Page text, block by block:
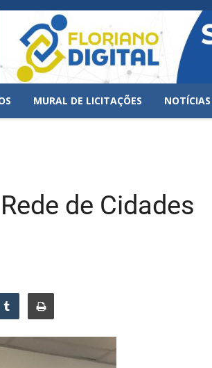
MURAL DE LICITAÇÕES NOTÍCIAS
de Cidades